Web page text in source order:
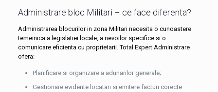
Administrare bloc Militari – ce face diferenta?
Administrarea blocurilor in zona Militari necesita o cunoastere
temeinica a legislatiei locale, a nevoilor specifice si o
comunicare eficienta cu proprietarii. Total Expert Administrare
ofera:
Planificare si organizare a adunarilor generale;
Gestionare evidente locatari si emitere facturi corecte